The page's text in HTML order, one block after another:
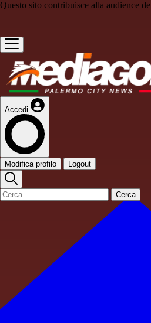
Questo sito contribuisce alla audience de
Accedi
Modifica profilo Logout
Cerca